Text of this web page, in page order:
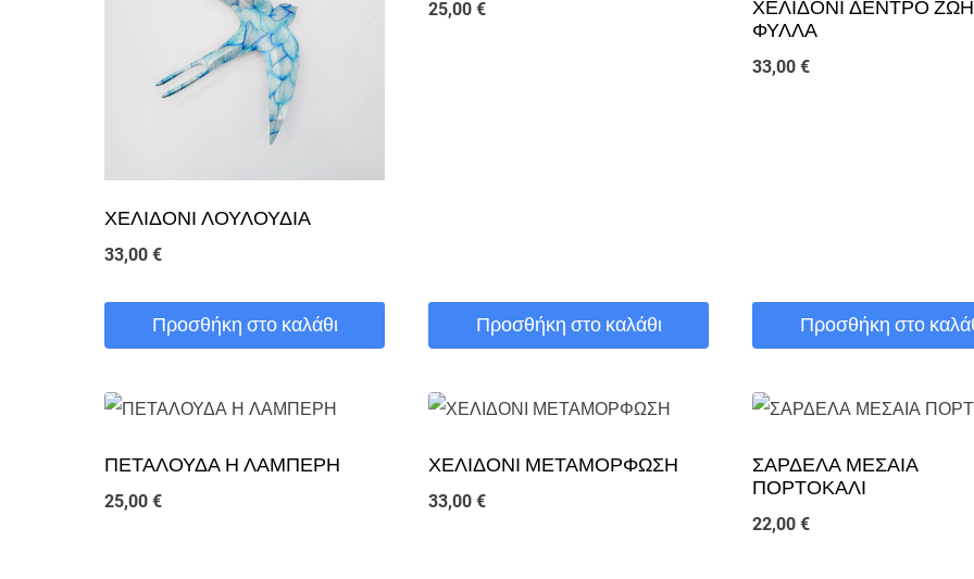
ΧΕΛΙΔΟΝΙ ΛΟΥΛΟΥΔΙΑ
33,00 €
Προσθήκη στο καλάθι
25,00 €
Προσθήκη στο καλάθι
ΧΕΛΙΔΟΝΙ ΔΕΝΤΡΟ
ΦΥΛΛΑ
33,00 €
Προσθήκη στο
ΠΕΤΑΛΟΥΔΑ Η ΛΑΜΠΕΡΗ
25,00 €
ΧΕΛΙΔΟΝΙ ΜΕΤΑΜΟΡΦΩΣΗ
33,00 €
ΣΑΡΔΕΛΑ ΜΕΣΑΙΑ
ΠΟΡΤΟΚΑΛΙ
22,00 €